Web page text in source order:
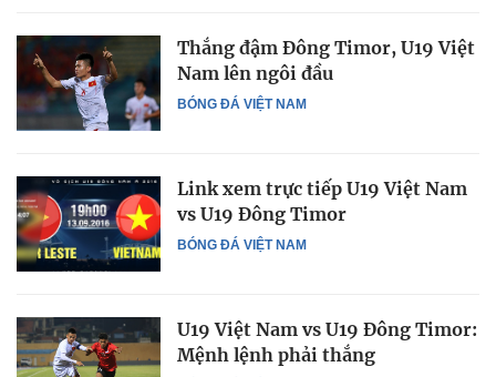
BÓNG ĐÁ VIỆT NAM
Thắng đậm Đông Timor, U19 Việt
Nam lên ngôi đầu
BÓNG ĐÁ VIỆT NAM
Link xem trực tiếp U19 Việt Nam
vs U19 Đông Timor
U19 Việt Nam vs U19 Đông Timor:
Mệnh lệnh phải thắng